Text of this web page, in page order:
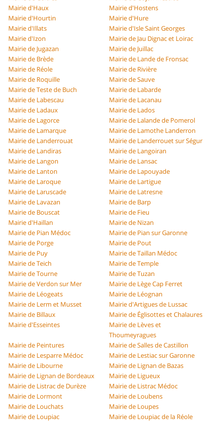
Mairie d'Haux
Mairie d'Hostens
Mairie d'Hourtin
Mairie d'Hure
Mairie d'Illats
Mairie d'Isle Saint Georges
Mairie d'Izon
Mairie de Jau Dignac et Loirac
Mairie de Jugazan
Mairie de Juillac
Mairie de Brède
Mairie de Lande de Fronsac
Mairie de Réole
Mairie de Rivière
Mairie de Roquille
Mairie de Sauve
Mairie de Teste de Buch
Mairie de Labarde
Mairie de Labescau
Mairie de Lacanau
Mairie de Ladaux
Mairie de Lados
Mairie de Lagorce
Mairie de Lalande de Pomerol
Mairie de Lamarque
Mairie de Lamothe Landerron
Mairie de Landerrouat
Mairie de Landerrouet sur Ségur
Mairie de Landiras
Mairie de Langoiran
Mairie de Langon
Mairie de Lansac
Mairie de Lanton
Mairie de Lapouyade
Mairie de Laroque
Mairie de Lartigue
Mairie de Laruscade
Mairie de Latresne
Mairie de Lavazan
Mairie de Barp
Mairie de Bouscat
Mairie de Fieu
Mairie d'Haillan
Mairie de Nizan
Mairie de Pian Médoc
Mairie de Pian sur Garonne
Mairie de Porge
Mairie de Pout
Mairie de Puy
Mairie de Taillan Médoc
Mairie de Teich
Mairie de Temple
Mairie de Tourne
Mairie de Tuzan
Mairie de Verdon sur Mer
Mairie de Lège Cap Ferret
Mairie de Léogeats
Mairie de Léognan
Mairie de Lerm et Musset
Mairie d'Artigues de Lussac
Mairie de Billaux
Mairie de Églisottes et Chalaures
Mairie d'Esseintes
Mairie de Lèves et
Thoumeyragues
Mairie de Peintures
Mairie de Salles de Castillon
Mairie de Lesparre Médoc
Mairie de Lestiac sur Garonne
Mairie de Libourne
Mairie de Lignan de Bazas
Mairie de Lignan de Bordeaux
Mairie de Ligueux
Mairie de Listrac de Durèze
Mairie de Listrac Médoc
Mairie de Lormont
Mairie de Loubens
Mairie de Louchats
Mairie de Loupes
Mairie de Loupiac
Mairie de Loupiac de la Réole